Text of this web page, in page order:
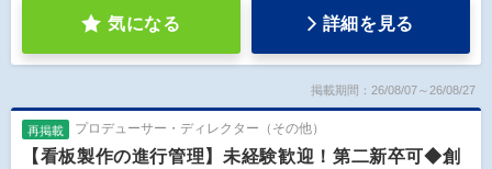
気になる 詳細を見る
掲載期間：26/08/07～26/08/27
再掲載 プロデューサー・ディレクター（その他）
【看板製作の進行管理】未経験歓迎！第二新卒可◆創